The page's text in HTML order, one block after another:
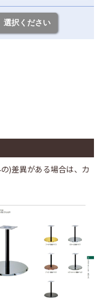
)差異がある場合は、カ